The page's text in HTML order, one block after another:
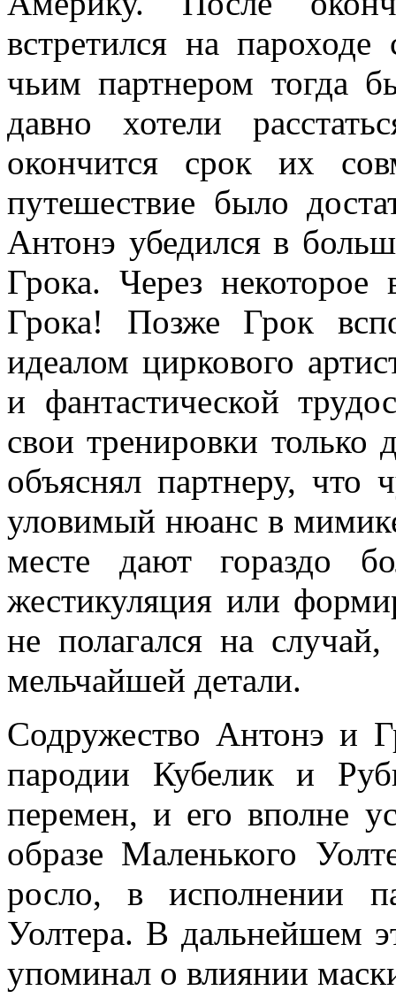
встретился на
чьим партнером тогда
давно хотели
окончится срок их
путешествие было
Антонэ убедился в
Грока. Через
Грока! Позже Грок
идеалом циркового
и фантастической
свои тренировки только
объяснял партнеру, что
уловимый нюанс в
месте дают гораздо
жестикуляция или
не полагался на
мельчайшей детали.
Содружество Антонэ и
пародии Кубелик и
перемен, и его вполне
образе Маленького
росло, в исполнении
Уолтера. В дальнейшем
упоминал о влиянии